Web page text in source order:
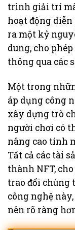
trình giải trí
hoạt động
ra một kỷ
dung, cho
thông qua các
Một trong
áp dụng công
xây dựng trò
người chơi có
nâng cao tính
Tất cả các tài
thành NFT,
trao đổi chúng
công nghệ
nên rõ ràng